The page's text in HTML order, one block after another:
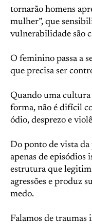
tornarão homens
mulher”, que
vulnerabilidade são
O feminino passa a
que precisa ser
Quando uma
forma, não é difícil
ódio, desprezo e
Do ponto de vista da
apenas de episódios
estrutura que
agressões e produz
medo.
Falamos de traumas